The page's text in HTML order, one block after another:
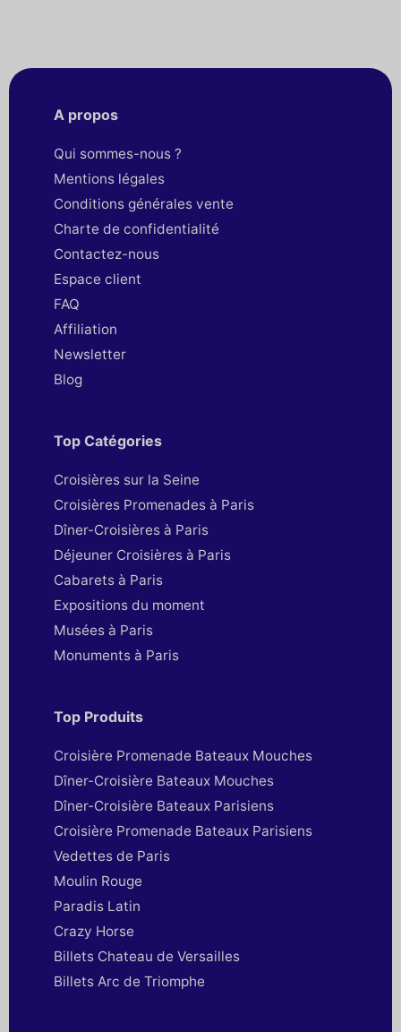
A propos
Qui sommes-nous ?
Mentions légales
Conditions générales vente
Charte de confidentialité
Contactez-nous
Espace client
FAQ
Affiliation
Newsletter
Blog
Top Catégories
Croisières sur la Seine
Croisières Promenades à Paris
Dîner-Croisières à Paris
Déjeuner Croisières à Paris
Cabarets à Paris
Expositions du moment
Musées à Paris
Monuments à Paris
Top Produits
Croisière Promenade Bateaux Mouches
Dîner-Croisière Bateaux Mouches
Dîner-Croisière Bateaux Parisiens
Croisière Promenade Bateaux Parisiens
Vedettes de Paris
Moulin Rouge
Paradis Latin
Crazy Horse
Billets Chateau de Versailles
Billets Arc de Triomphe